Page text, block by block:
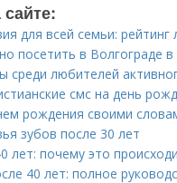
для всей семьи: рейтинг
посетить в Волгограде в
среди любителей
смс на день
рождения своими
зубов после 30 лет
лет: почему это
40 лет: полное